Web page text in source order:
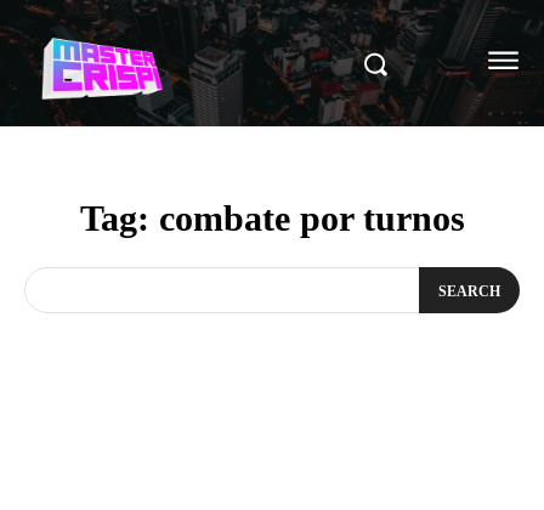
Tag: combate por turnos
SEARCH